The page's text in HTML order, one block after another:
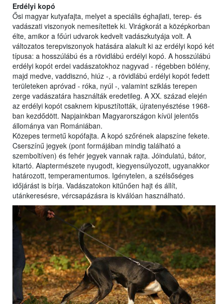
Erdélyi kopó
Ősi magyar kutyafajta, melyet a speciális éghajlati, terep- és
vadászati viszonyok nemesítettek ki. Virágkorát a középkorban
élte, amikor a főúri udvarok kedvelt vadászkutyája volt. A
változatos terepviszonyok hatására alakult ki az erdélyi kopó két
típusa: a hosszúlábú és a rövidlábú erdélyi kopó. A hosszúlábú
erdélyi kopót erdei vadászatokhoz nagyvad - régebben bölény,
majd medve, vaddisznó, hiúz -, a rövidlábú erdélyi kopót fedett
területeken apróvad - róka, nyúl -, valamint sziklás terepen
zerge vadászatára használták eredetileg. A XX. század elején
az erdélyi kopót csaknem kipusztították, újratenyésztése 1968-
ban kezdődött. Napjainkban Magyarországon kívül jelentős
állománya van Romániában.
Közepes termetű kopófajta. A kopó szőrének alapszíne fekete.
Cserszínű jegyek (pont formájában mindig található a
szemboltíven) és fehér jegyek vannak rajta. Jóindulatú, bátor,
kitartó. Alaptermészete nyugodt, kiegyensúlyozott, ugyanakkor
határozott, temperamentumos. Igénytelen, a szélsőséges
időjárást is bírja. Vadászatokon kitűnően hajt és állít,
utánkeresésre, vércsapázásra is kiválóan használható.